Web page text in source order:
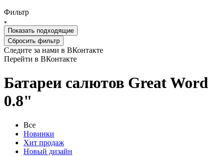
Фильтр
Показать подходящие
Сбросить фильтр
Следите за нами в ВКонтакте
Перейти в ВКонтакте
Батареи салютов Great Word
0.8"
Все
Новинки
Хит продаж
Новый дизайн